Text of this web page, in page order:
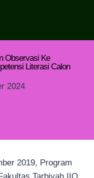
Observasi Ke
Literasi Calon
2024
2019, Program